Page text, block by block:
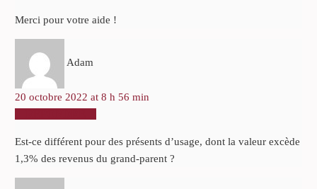
Merci pour votre aide !
Adam
20 octobre 2022 at 8 h 56 min
Est-ce différent pour des présents d’usage, dont la valeur excède
1,3% des revenus du grand-parent ?